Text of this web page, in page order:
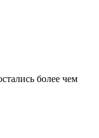
более чем